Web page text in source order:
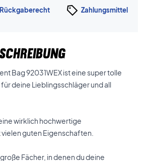
Zahlungsmittel
Bag 92031WEX ist eine super tolle
deine Lieblingsschläger und all
wirklich hochwertige
guten Eigenschaften.
Fächer, in denen du deine